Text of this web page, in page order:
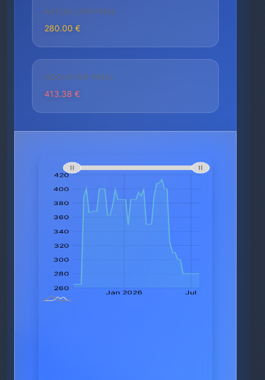
AKTUELLER PREIS
280.00 €
HÖCHSTER PREIS
413.38 €